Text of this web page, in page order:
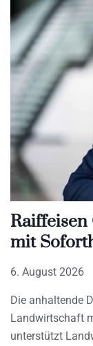
mit
6. August 2026
Die anhaltende
Landwirtschaft
unterstützt